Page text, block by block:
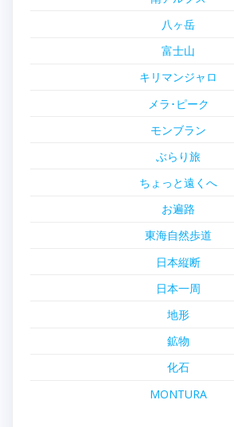
八ヶ岳
富士山
キリマンジャロ
メラ･ピーク
モンブラン
ぶらり旅
ちょっと遠くへ
お遍路
東海自然歩道
日本縦断
日本一周
地形
鉱物
化石
MONTURA